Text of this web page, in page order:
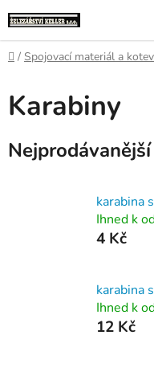
na
obsah
Domů
/ Spojovací materiál a
Karabiny
Nejprodávanější
karabina
Ihned k
4 Kč
karabina
Ihned k
12 Kč